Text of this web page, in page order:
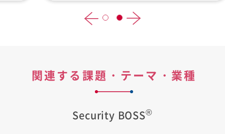
関連する課題・テーマ・ 業種
Security BOSS®